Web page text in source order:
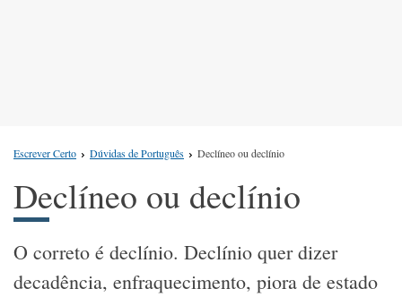
Escrever Certo Dúvidas de Português Declíneo ou declínio
Declíneo ou declínio
O correto é declínio. Declínio quer dizer
decadência, enfraquecimento, piora de estado